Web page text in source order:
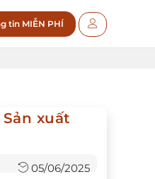
tin MIỄN PHÍ
Sản xuất
05/06/2025